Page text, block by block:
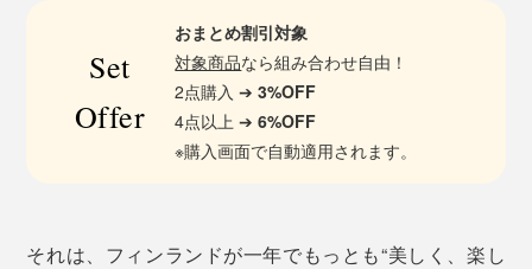
Set
Offer
おまとめ割引対象
対象商品なら組み合わせ自由！
2点購入 ➔3%OFF
4点以上 ➔6%OFF
※購入画面で自動適用されます。
それは、フィンランドが一年でもっとも“美しく、楽し